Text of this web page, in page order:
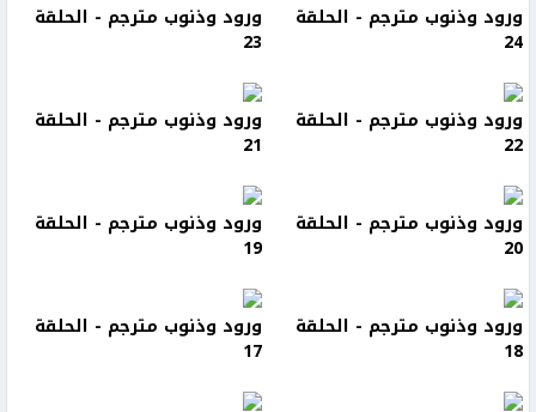
ورود وذنوب مترجم - الحلقة
24
ورود وذنوب مترجم - الحلقة
23
ورود وذنوب مترجم - الحلقة
22
ورود وذنوب مترجم - الحلقة
21
ورود وذنوب مترجم - الحلقة
20
ورود وذنوب مترجم - الحلقة
19
ورود وذنوب مترجم - الحلقة
18
ورود وذنوب مترجم - الحلقة
17